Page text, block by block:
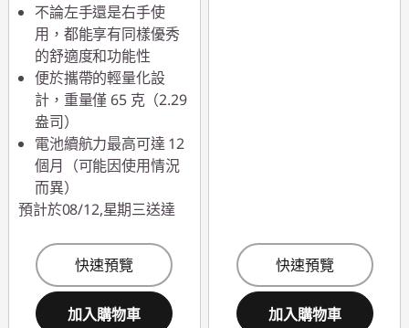
不論左手還是右手使
用，都能享有同樣優秀
的舒適度和功能性
便於攜帶的輕量化設
計，重量僅 65 克（2.29
盎司）
電池續航力最高可達 12
個月（可能因使用情況
而異）
預計於08/12,星期三送達
快速預覽
加入購物車
快速預覽
加入購物車